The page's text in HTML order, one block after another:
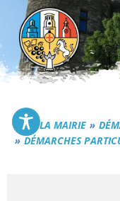
contenu
LA MAIRIE
DÉMARCHES